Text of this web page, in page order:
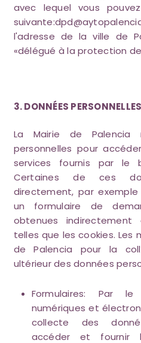
avec lequel vous
suivante:
l'adresse de la ville de
«délégué à la protection
3. DONNÉES
La Mairie de Palencia
personnelles pour
services fournis par
Certaines de ces
directement, par
un formulaire de
obtenues indirectement
telles que les cookies. Les
de Palencia pour la
ultérieur des données
Formulaires: Par
numériques et
collecte des
accéder et fournir